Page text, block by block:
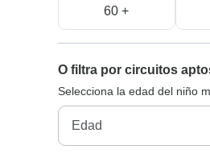
60 +
O filtra por circuitos
Selecciona la edad del niño